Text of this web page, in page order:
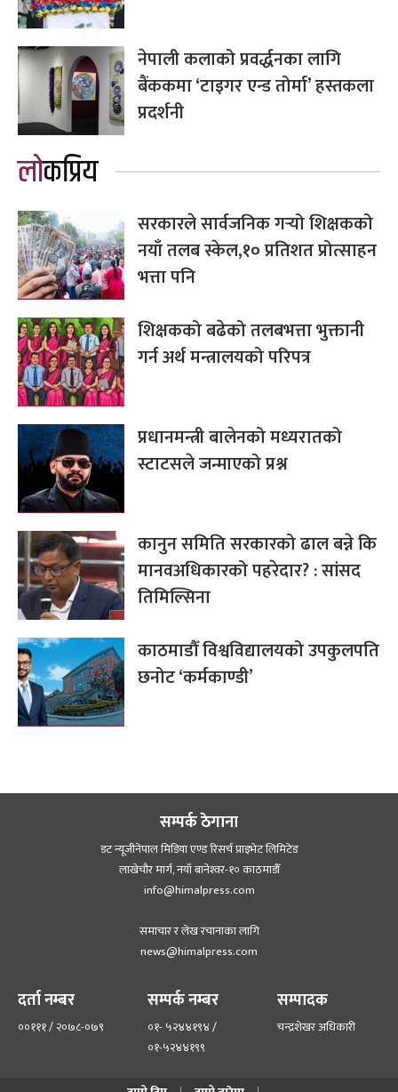
नेपाली कलाको प्रवर्द्धनका लागि
बैंककमा ‘टाइगर एन्ड तोर्मा’ हस्तकला
प्रदर्शनी
लोकप्रिय
सरकारले सार्वजनिक गर्‍यो शिक्षकको
नयाँ तलब स्केल,१० प्रतिशत प्रोत्साहन
भत्ता पनि
शिक्षकको बढेको तलबभत्ता भुक्तानी
गर्न अर्थ मन्त्रालयको परिपत्र
प्रधानमन्त्री बालेनको मध्यरातको
स्टाटसले जन्माएको प्रश्न
कानुन समिति सरकारको ढाल बन्ने कि
मानवअधिकारको पहरेदार? : सांसद
तिमिल्सिना
काठमाडौँ विश्वविद्यालयको उपकुलपति
छनोट ‘कर्मकाण्डी’
सम्पर्क ठेगाना
डट न्यूजीनेपाल मिडिया एण्ड रिसर्च प्राइभेट लिमिटेड
लाखेचौर मार्ग, नयाँ बानेश्‍वर-१० काठमाडौँ
info@himalpress.com
समाचार र लेख रचानाका लागि
news@himalpress.com
दर्ता नम्बर
००१११ / २०७८-०७९
सम्पर्क नम्बर
०१- ५२४४१९४ /
०१-५२४४१९९
सम्पादक
चन्द्रशेखर अधिकारी